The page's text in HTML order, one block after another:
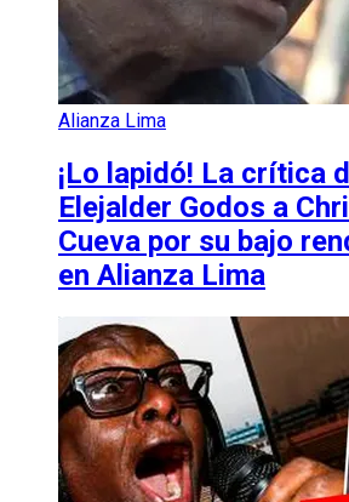
Alianza Lima
¡Lo lapidó! La crítica
Elejalder Godos a
Cueva por su bajo
en Alianza Lima